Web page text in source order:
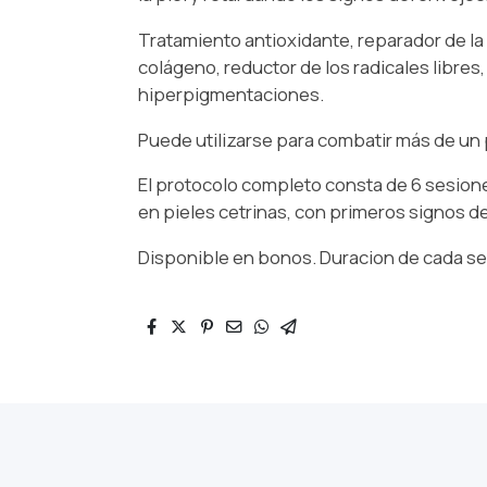
Tratamiento antioxidante, reparador de
colágeno, reductor de los radicales
hiperpigmentaciones.
Puede utilizarse para combatir más de
El protocolo completo consta de 6
en pieles cetrinas, con primeros signos
Disponible en bonos. Duracion de cada